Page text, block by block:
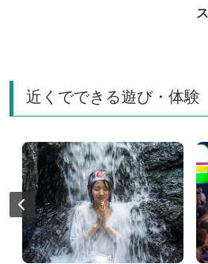
近くでできる遊び・体験